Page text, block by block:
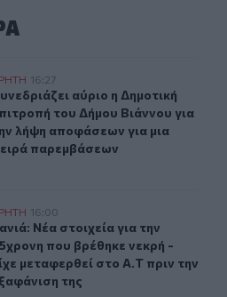
Δημοτική Επιτροπή του Δήμου
16:27
αύριο η Δημοτική
αύριο η Δημοτική
του Δήμου Βιάννου για
λήψη αποφάσεων για μια
παρεμβάσεων
την 75χρονη που βρέθηκε
16:00
Νέα στοιχεία για την
Νέα στοιχεία για την
που βρέθηκε νεκρή -
μεταφερθεί στο Α.Τ πριν την
της